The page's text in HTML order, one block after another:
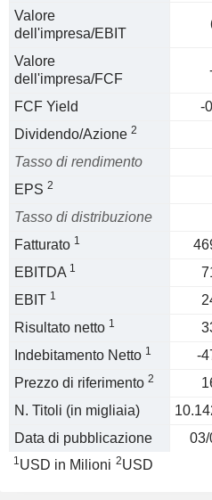
Valore
dell'impresa/EBIT
Valore
dell'impresa/FCF
FCF Yield -
Dividendo/Azione 2
Tasso di rendimento
EPS 2
Tasso di distribuzione
Fatturato 1
EBITDA 1
EBIT 1
Risultato netto 1
Indebitamento Netto 1 -
Prezzo di riferimento 2
N. Titoli (in migliaia)
Data di pubblicazione
03/
1USD in Milioni 2USD